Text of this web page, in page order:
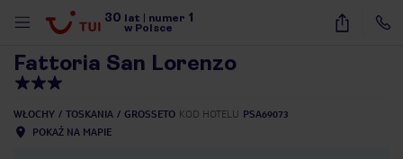
30 lat numer 1
w Polsce
16
Fattoria San Lorenzo
WŁOCHY TOSKANIA GROSSETO KOD HOTELU PSA69073
POKAŻ NA MAPIE